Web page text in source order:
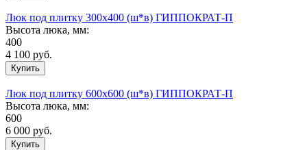
Люк под плитку 300х400 (ш*в) ГИППОКРАТ-П
Высота люка, мм:
400
4 100 руб.
Люк под плитку 600х600 (ш*в) ГИППОКРАТ-П
Высота люка, мм:
600
6 000 руб.